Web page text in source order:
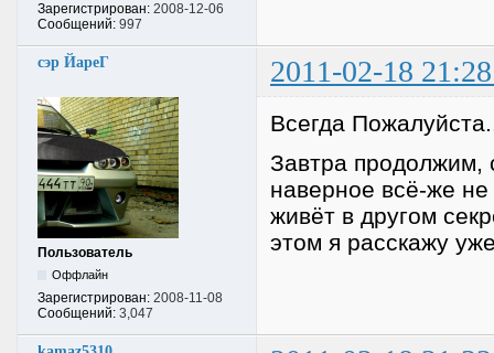
Зарегистрирован: 2008-12-06
Сообщений: 997
сэр ЙареГ 2011-02-18
Пользователь
Оффлайн
Зарегистрирован: 2008-11-08
Сообщений: 3,047
Всегда
Завтра продолжим,
наверное всё-же
живёт в другом
этом я расскажу